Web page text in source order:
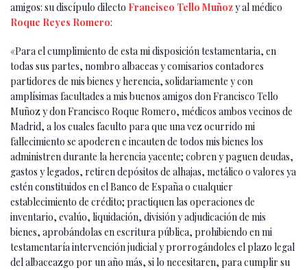
amigos: su discípulo dilecto Francisco Tello Muñozy al médico
Roque Reyes Romero:
«Para el cumplimiento de esta mi disposición testamentaria, en
todas sus partes, nombro albaceas y comisarios contadores
partidores de mis bienes y herencia, solidariamente y con
amplísimas facultades a mis buenos amigos don Francisco Tello
Muñoz y don Francisco Roque Romero, médicos ambos vecinos de
Madrid, a los cuales faculto para que una vez ocurrido mi
fallecimiento se apoderen e incauten de todos mis bienes los
administren durante la herencia yacente; cobren y paguen deudas,
gastos y legados, retiren depósitos de alhajas, metálico o valores ya
estén constituidos en el Banco de España o cualquier
establecimiento de crédito; practiquen las operaciones de
inventario, evalúo, liquidación, división y adjudicación de mis
bienes, aprobándolas en escritura pública, prohibiendo en mi
testamentaría intervención judicial y prorrogándoles el plazo legal
del albaceazgo por un año más, si lo necesitaren, para cumplir su